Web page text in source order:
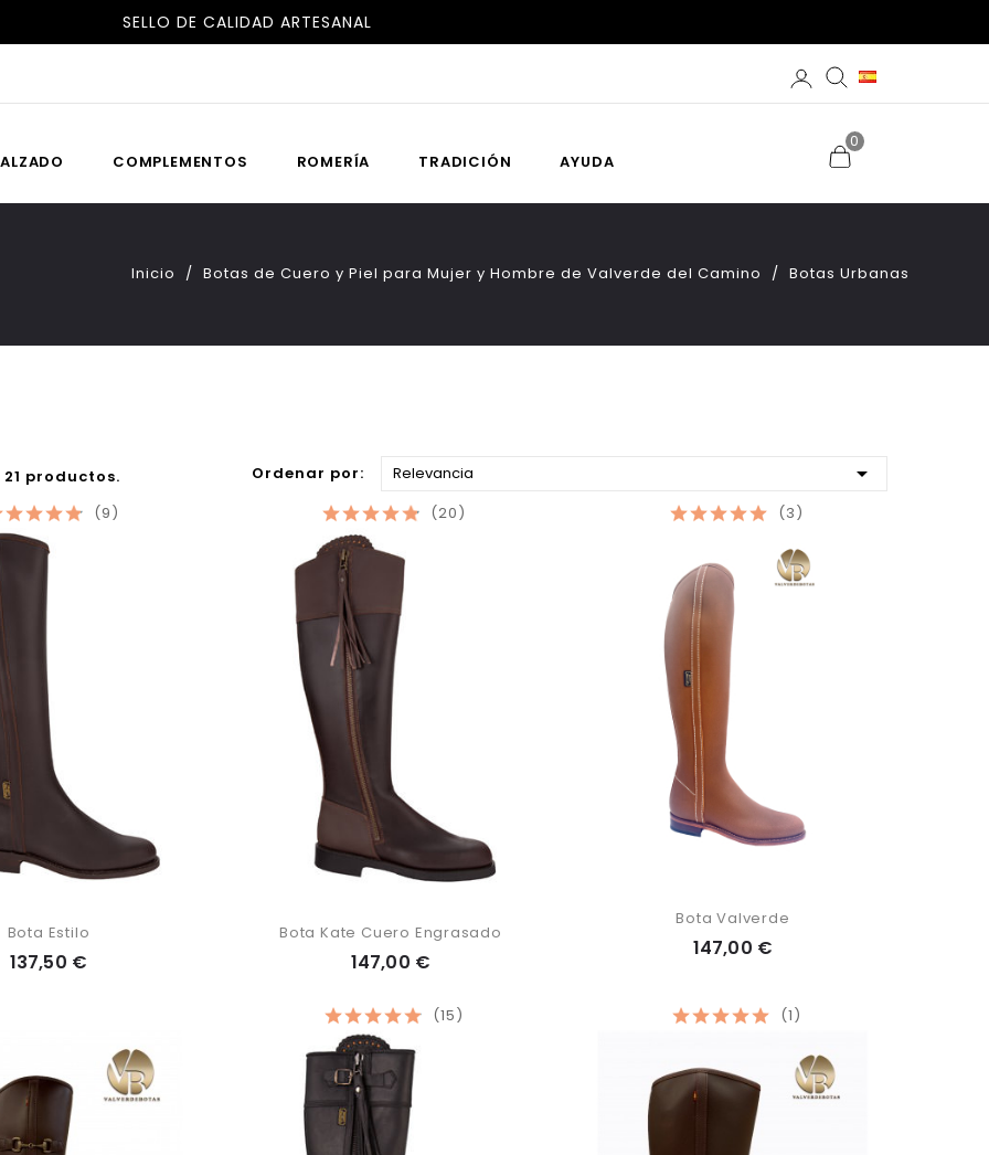
ENVÍOS GRATIS A ESPAÑA Y PORTUGAL
0
COMPLEMENTOS ROMERÍA TRADICIÓN AYUDA
Inicio Botas de Cuero y Piel para Mujer y Hombre de Valverde del Camino Botas Urbanas
21 productos. Ordenar por: Relevancia 
(9)
Bota Estilo
137,50 €
(20)
Bota Kate Cuero Engrasado
147,00 €
(3)
Bota Valverde
147,00 €
(15) (1)